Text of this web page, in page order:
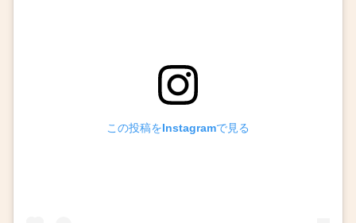
この投稿をInstagramで見る